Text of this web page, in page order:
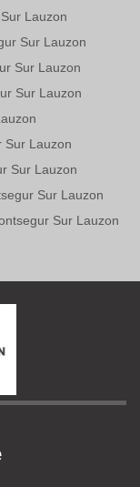
Lauzon
Sur Lauzon
Sur Lauzon
Sur Lauzon
Sur Lauzon
Sur Lauzon
Sur Lauzon
Sur Lauzon